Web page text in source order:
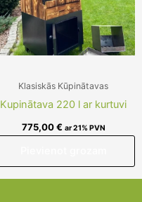
Klasiskās Kūpinātavas
Kupinātava 220 l ar kurtuvi
775,00€ ar 21% PVN